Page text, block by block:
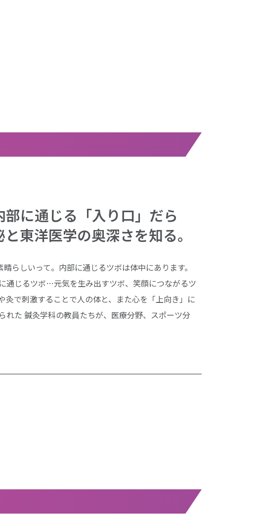
に通じる「入り口」だら
東洋医学の奥深さを知る。
らしいって。内部に通じるツボは体中にあります。
通じるツボ…元気を生み出すツボ、笑顔につながるツ
で刺激することで人の体と、また心を「上向き」に
れた 鍼灸学科の教員たちが、医療分野、スポーツ分